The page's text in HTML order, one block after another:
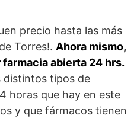
precio hasta las más
Torres!. Ahora mismo,
abierta 24 hrs.
distintos tipos de
horas que hay en este
y que fármacos tienen